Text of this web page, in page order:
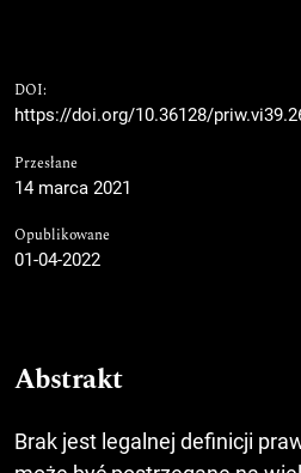
DOI:
https://doi.org/10.36128/
Przesłane
14 marca 2021
Opublikowane
01-04-2022
Abstrakt
Brak jest legalnej definicji